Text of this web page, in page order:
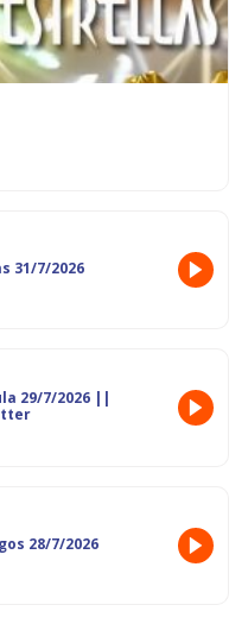
31/7/2026
29/7/2026 ||
28/7/2026